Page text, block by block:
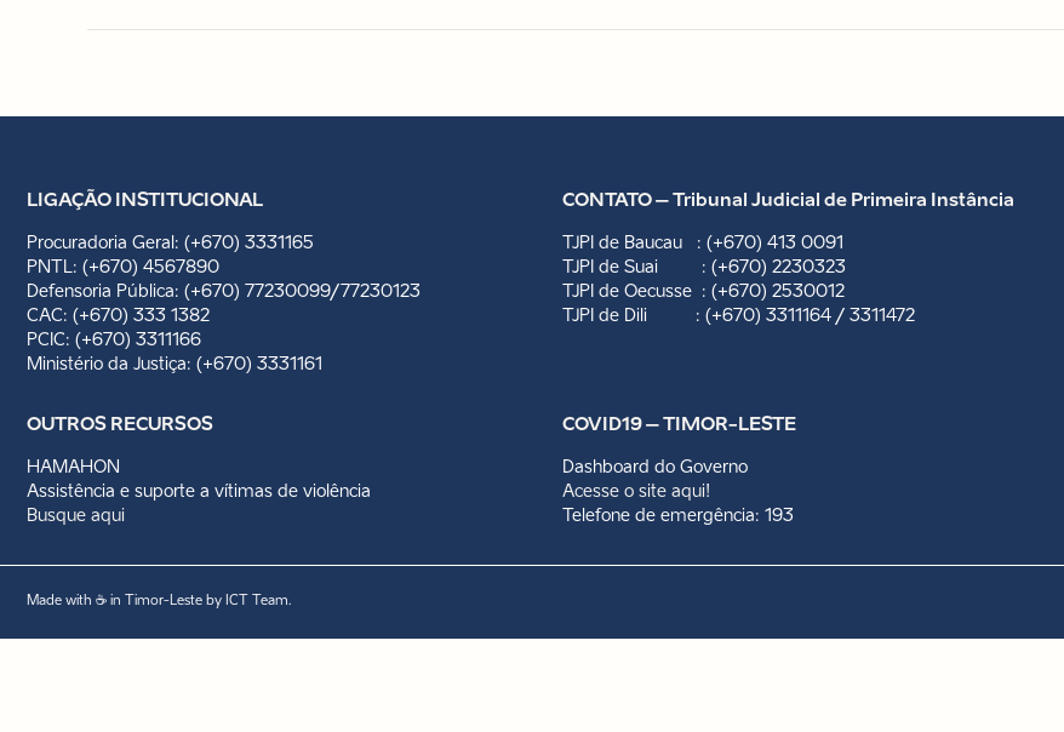
LIGAÇÃO INSTITUCIONAL
Procuradoria Geral: (+670) 3331165
PNTL: (+670) 4567890
Defensoria Pública: (+670) 77230099/77230123
CAC: (+670) 333 1382
PCIC: (+670) 3311166
Ministério da Justiça: (+670) 3331161
CONTATO – Tribunal Judicial de Primeira Instância
TJPI de Baucau : (+670) 413 0091
TJPI de Suai : (+670) 2230323
TJPI de Oecusse : (+670) 2530012
TJPI de Dili : (+670) 3311164 / 3311472
OUTROS RECURSOS
HAMAHON
Assistência e suporte a vítimas de violência
Busque aqui
COVID19 – TIMOR-LESTE
Dashboard do Governo
Acesse o site aqui!
Telefone de emergência: 193
Made with ☕ in Timor-Leste by ICT Team.